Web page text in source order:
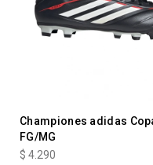
Championes adidas
FG/MG
$ 4.290